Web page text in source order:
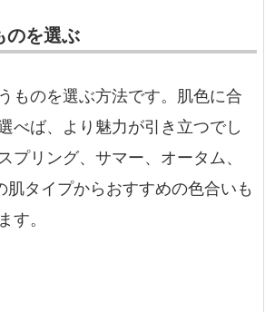
のを選ぶ
ものを選ぶ方法です。肌色に合
べば、より魅力が引き立つでし
プリング、サマー、オータム、
肌タイプからおすすめの色合いも
す。